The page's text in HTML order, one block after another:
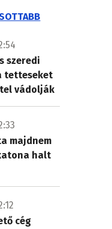
szeredi
tetteseket
vádolják
majdnem
halt
cég